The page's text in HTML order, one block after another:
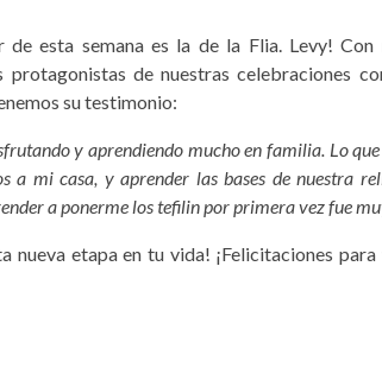
esta semana es la de la Flia. Levy! Con
de nuestras celebraciones
su testimonio:
y aprendiendo mucho en familia. Lo
a mi casa, y aprender las bases de nuestra
a ponerme los tefilin por primera vez fue
nueva etapa en tu vida! ¡Felicitaciones